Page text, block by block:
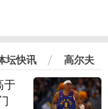
坛快讯 高尔夫
于